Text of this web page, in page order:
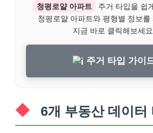
청평로얄 아파트
주거 타입을 쉽
청평로얄 아파트와 평형별 정보를
지금 바로 클릭해보세
주거 타입 가이
6개 부동산 데이터